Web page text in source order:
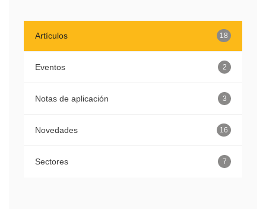
Artículos 18
Eventos 2
Notas de aplicación 3
Novedades 16
Sectores 7